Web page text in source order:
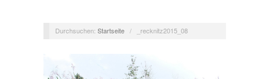
Durchsuchen: Startseite / _recknitz2015_08